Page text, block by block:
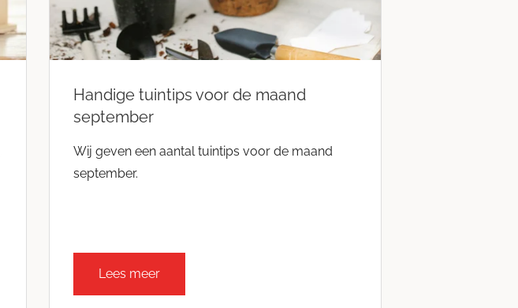
Handige tuintips voor de maand
september
Wij geven een aantal tuintips voor de maand
september.
Lees meer